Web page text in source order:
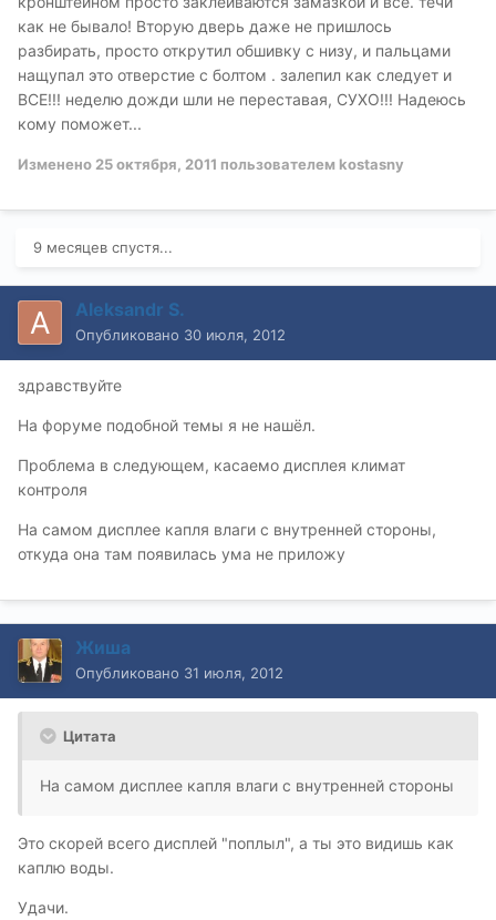
как не бывало! Вторую дверь даже не пришлось
разбирать, просто открутил обшивку с низу, и пальцами
нащупал это отверстие с болтом . залепил как следует и
ВСЕ!!! неделю дожди шли не переставая, СУХО!!! Надеюсь
кому поможет...
Изменено 25 октября, 2011 пользователем kostasny
9 месяцев спустя...
Aleksandr S.
Опубликовано 30 июля, 2012
здравствуйте
На форуме подобной темы я не нашёл.
Проблема в следующем, касаемо дисплея климат
контроля
На самом дисплее капля влаги с внутренней стороны,
откуда она там появилась ума не приложу
Жиша
Опубликовано 31 июля, 2012
Цитата
На самом дисплее капля влаги с внутренней стороны
Это скорей всего дисплей "поплыл", а ты это видишь как
каплю воды.
Удачи.